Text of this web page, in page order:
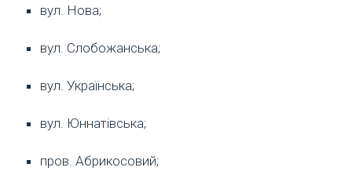
вул. Нова;
вул. Слобожанська;
вул. Українська;
вул. Юннатівська;
пров. Абрикосовий;